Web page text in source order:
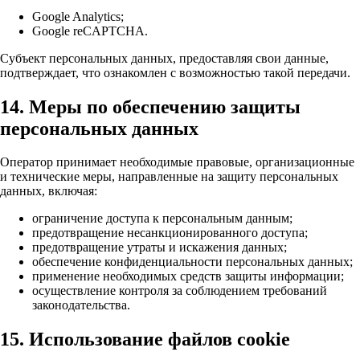
Google Analytics;
Google reCAPTCHA.
Субъект персональных данных, предоставляя свои данные,
подтверждает, что ознакомлен с возможностью такой передачи.
14. Меры по обеспечению защиты
персональных данных
Оператор принимает необходимые правовые, организационные
и технические меры, направленные на защиту персональных
данных, включая:
ограничение доступа к персональным данным;
предотвращение несанкционированного доступа;
предотвращение утраты и искажения данных;
обеспечение конфиденциальности персональных данных;
применение необходимых средств защиты информации;
осуществление контроля за соблюдением требований
законодательства.
15. Использование файлов cookie